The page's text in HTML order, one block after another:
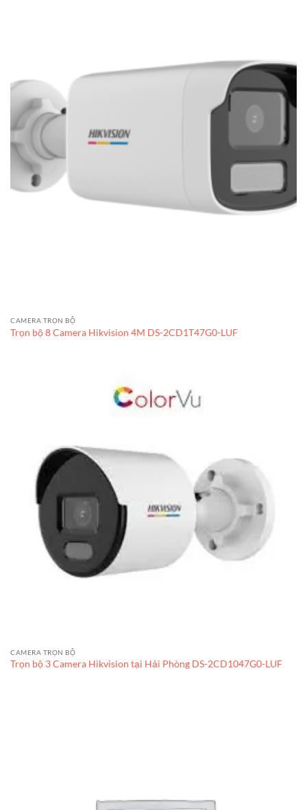
CAMERA TRỌN BỘ
Trọn bộ 8 Camera Hikvision 4M DS-2CD1T47G0-LUF
CAMERA TRỌN BỘ
Trọn bộ 3 Camera Hikvision tại Hải Phòng DS-2CD1047G0-LUF